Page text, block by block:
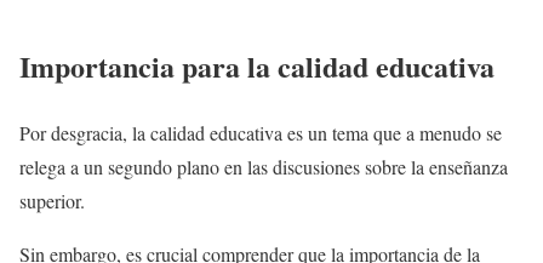
Importancia para la calidad educativa
Por desgracia, la calidad educativa es un tema que a menudo se
relega a un segundo plano en las discusiones sobre la enseñanza
superior.
Sin embargo, es crucial comprender que la importancia de la